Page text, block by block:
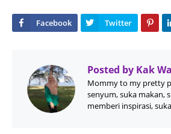
Posted by Kak
Mommy to my pretty
senyum, suka makan,
memberi inspirasi,